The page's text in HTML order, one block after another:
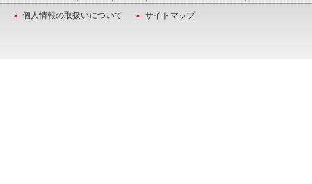
個人情報の取扱いについて サイトマップ